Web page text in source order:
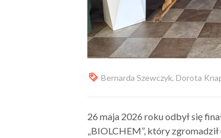
Bernarda Szewczyk, Dorota
26 maja 2026 roku odbył się
„BIOLCHEM”, który